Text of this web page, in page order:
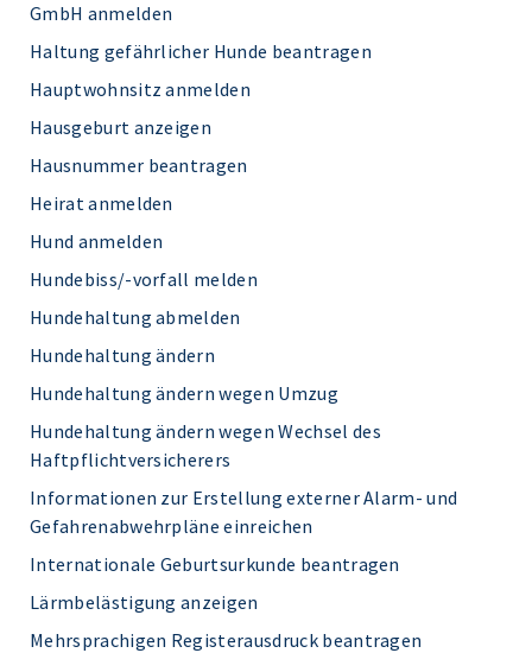
GmbH anmelden
Haltung gefährlicher Hunde beantragen
Hauptwohnsitz anmelden
Hausgeburt anzeigen
Hausnummer beantragen
Heirat anmelden
Hund anmelden
Hundebiss/-vorfall melden
Hundehaltung abmelden
Hundehaltung ändern
Hundehaltung ändern wegen Umzug
Hundehaltung ändern wegen Wechsel des
Haftpflichtversicherers
Informationen zur Erstellung externer Alarm- und
Gefahrenabwehrpläne einreichen
Internationale Geburtsurkunde beantragen
Lärmbelästigung anzeigen
Mehrsprachigen Registerausdruck beantragen